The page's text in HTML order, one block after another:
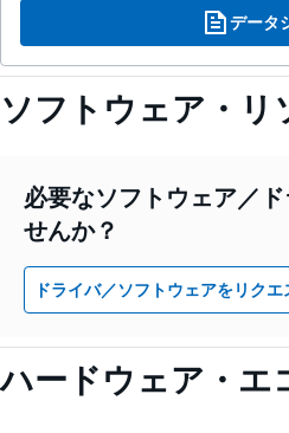
データ
ソフトウェア・リ
必要なソフトウェア／
せんか？
ドライバ／ソフトウェアをリクエ
ハードウェア・エ